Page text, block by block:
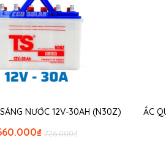
NƯỚC 12V-30AH (N30Z)
₫
726.000
₫
ẮC